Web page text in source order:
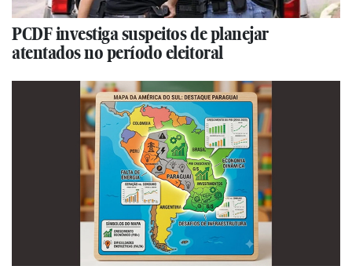
PCDF investiga suspeitos de planejar
atentados no período eleitoral